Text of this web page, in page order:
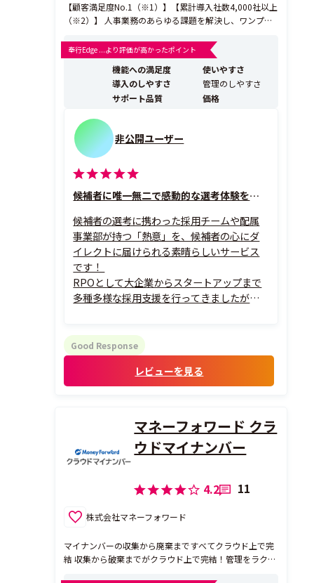
【顧客満足度No.1（※1）】【累計導入社数4,000社以上
（※2）】 人事業務のあらゆる課題を解決し、ワンプラ
メントシステムです。 《HRBrainが選ばれる理由》 ◎20
19年グッドデザイン賞受賞！ 人事・現場が使いやすい
シンプルで洗練されたU...
奉行Edge ...より評価が高かったポイント
機能への満足度
使いやすさ
導入のしやすさ
管理のしやすさ
サポート品質
価格
非公開ユーザー
候補者に唯一無二で感動的な選考体験を届けられる
候補者の選考に携わった採用チームや配属
事業部が持つ「熱意」を、候補者の心にダ
イレクトに届けられる素晴らしいサービス
です！
RPOとして大企業からスタートアップまで
多種多様な採用支援を行ってきましたが、
な条件提示とは異なり、候補者の経歴やビジ
ョンを深く理解したパーソナライズされた
熱いメッセージを複数人から届けることが...
Good Response
レビューを見る
マネーフォワード クラ
ウドマイナンバー
4.2 11
株式会社マネーフォワード
マイナンバーの収集から廃棄まですべてクラウド上で完
結 収集から破棄までがクラウド上で完結！管理をラクに